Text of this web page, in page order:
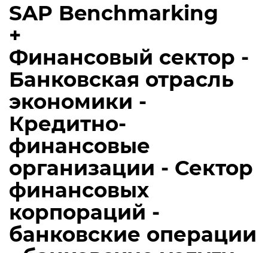
SAP Benchmarking
+
Финансовый сектор -
Банковская отрасль
экономики -
Кредитно-
финансовые
организации - Сектор
финансовых
корпораций -
банковские операции